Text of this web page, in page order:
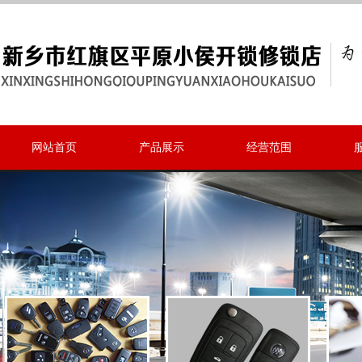
网站首页 产品展示 经营范围